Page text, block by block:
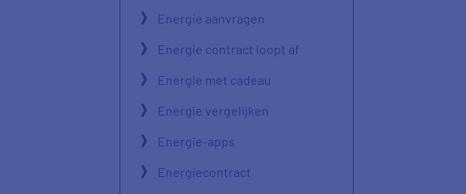
Energie aanvragen
Energie contract loopt af
Energie met cadeau
Energie vergelijken
Energie-apps
Energiecontract